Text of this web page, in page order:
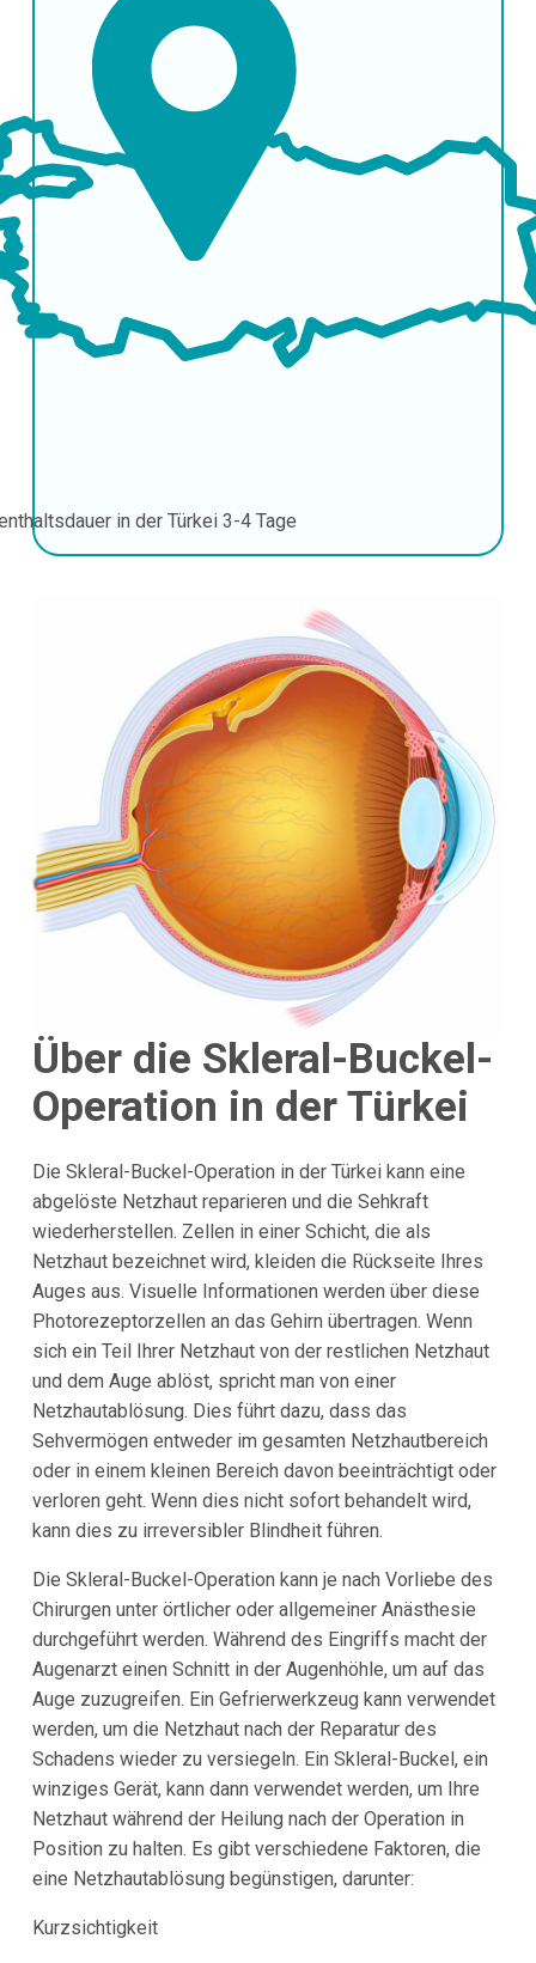
in der Türkei 3-4 Tage
Über die Skleral-Buckel-
Operation in der Türkei
Die Skleral-Buckel-Operation in der Türkei kann eine
abgelöste Netzhaut reparieren und die Sehkraft
wiederherstellen. Zellen in einer Schicht, die als
Netzhaut bezeichnet wird, kleiden die Rückseite Ihres
Auges aus. Visuelle Informationen werden über diese
Photorezeptorzellen an das Gehirn übertragen. Wenn
sich ein Teil Ihrer Netzhaut von der restlichen Netzhaut
und dem Auge ablöst, spricht man von einer
Netzhautablösung. Dies führt dazu, dass das
Sehvermögen entweder im gesamten Netzhautbereich
oder in einem kleinen Bereich davon beeinträchtigt oder
verloren geht. Wenn dies nicht sofort behandelt wird,
kann dies zu irreversibler Blindheit führen.
Die Skleral-Buckel-Operation kann je nach Vorliebe des
Chirurgen unter örtlicher oder allgemeiner Anästhesie
durchgeführt werden. Während des Eingriffs macht der
Augenarzt einen Schnitt in der Augenhöhle, um auf das
Auge zuzugreifen. Ein Gefrierwerkzeug kann verwendet
werden, um die Netzhaut nach der Reparatur des
Schadens wieder zu versiegeln. Ein Skleral-Buckel, ein
winziges Gerät, kann dann verwendet werden, um Ihre
Netzhaut während der Heilung nach der Operation in
Position zu halten. Es gibt verschiedene Faktoren, die
eine Netzhautablösung begünstigen, darunter:
Kurzsichtigkeit